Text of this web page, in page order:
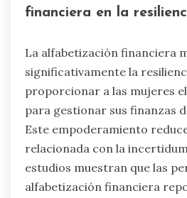
financiera en la
La alfabetización financiera
significativamente la
proporcionar a las mujeres
para gestionar sus finanzas
Este empoderamiento
relacionada con la
estudios muestran que las
alfabetización financiera